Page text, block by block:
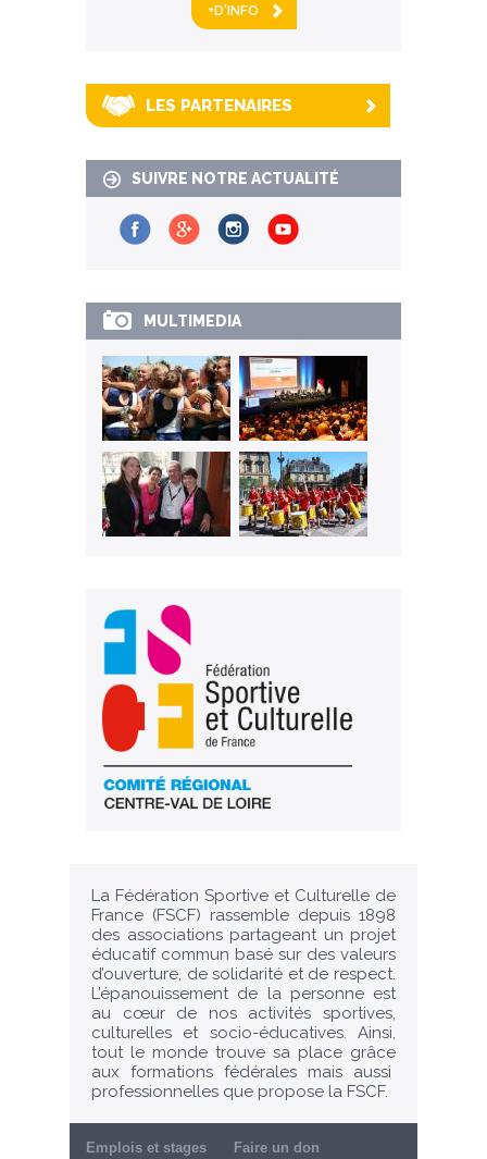
+D'INFO
LES PARTENAIRES
SUIVRE NOTRE ACTUALITÉ
MULTIMEDIA
La Fédération Sportive et Culturelle de
France (FSCF) rassemble depuis 1898
des associations partageant un projet
éducatif commun basé sur des valeurs
d’ouverture, de solidarité et de respect.
L’épanouissement de la personne est
au cœur de nos activités sportives,
culturelles et socio-éducatives. Ainsi,
tout le monde trouve sa place grâce
aux formations fédérales mais aussi
professionnelles que propose la FSCF.
Emplois et stages Faire un don